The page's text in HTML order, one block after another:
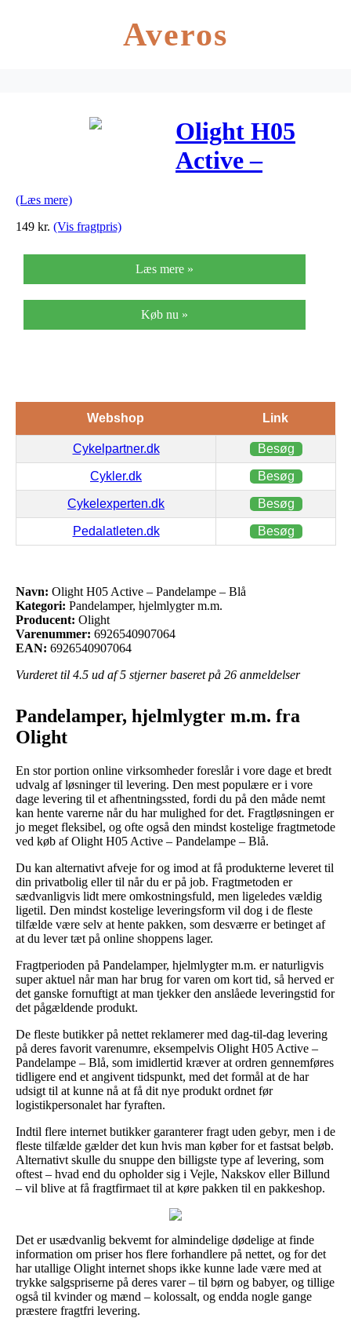
Averos
Olight H05
Active –
(Læs mere)
149 kr. (Vis fragtpris)
Læs mere »
Køb nu »
Webshop Link
Cykelpartner.dk Besøg
Cykler.dk Besøg
Cykelexperten.dk Besøg
Pedalatleten.dk Besøg
Navn: Olight H05 Active – Pandelampe – Blå
Kategori: Pandelamper, hjelmlygter m.m.
Producent: Olight
Varenummer: 6926540907064
EAN: 6926540907064
Vurderet til 4.5 ud af 5 stjerner baseret på 26 anmeldelser
Pandelamper, hjelmlygter m.m. fra
Olight
En stor portion online virksomheder foreslår i vore dage et bredt
udvalg af løsninger til levering. Den mest populære er i vore
dage levering til et afhentningssted, fordi du på den måde nemt
kan hente varerne når du har mulighed for det. Fragtløsningen er
jo meget fleksibel, og ofte også den mindst kostelige fragtmetode
ved køb af Olight H05 Active – Pandelampe – Blå.
Du kan alternativt afveje for og imod at få produkterne leveret til
din privatbolig eller til når du er på job. Fragtmetoden er
sædvanligvis lidt mere omkostningsfuld, men ligeledes vældig
ligetil. Den mindst kostelige leveringsform vil dog i de fleste
tilfælde være selv at hente pakken, som desværre er betinget af
at du lever tæt på online shoppens lager.
Fragtperioden på Pandelamper, hjelmlygter m.m. er naturligvis
super aktuel når man har brug for varen om kort tid, så herved er
det ganske fornuftigt at man tjekker den anslåede leveringstid for
det pågældende produkt.
De fleste butikker på nettet reklamerer med dag-til-dag levering
på deres favorit varenumre, eksempelvis Olight H05 Active –
Pandelampe – Blå, som imidlertid kræver at ordren gennemføres
tidligere end et angivent tidspunkt, med det formål at de har
udsigt til at kunne nå at få dit nye produkt ordnet før
logistikpersonalet har fyraften.
Indtil flere internet butikker garanterer fragt uden gebyr, men i de
fleste tilfælde gælder det kun hvis man køber for et fastsat beløb.
Alternativt skulle du snuppe den billigste type af levering, som
oftest – hvad end du opholder sig i Vejle, Nakskov eller Billund
– vil blive at få fragtfirmaet til at køre pakken til en pakkeshop.
Det er usædvanlig bekvemt for almindelige dødelige at finde
information om priser hos flere forhandlere på nettet, og for det
har utallige Olight internet shops ikke kunne lade være med at
trykke salgspriserne på deres varer – til børn og babyer, og tillige
også til kvinder og mænd – kolossalt, og endda nogle gange
præstere fragtfri levering.